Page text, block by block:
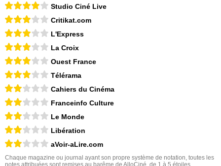
Studio Ciné Live
Critikat.com
L'Express
La Croix
Ouest France
Télérama
Cahiers du Cinéma
Franceinfo Culture
Le Monde
Libération
aVoir-aLire.com
Chaque magazine ou journal ayant son propre système de notation, toutes les